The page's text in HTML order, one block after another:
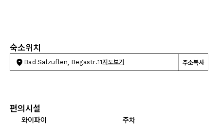
숙소위치
Bad Salzuflen, Begastr.11지도보기 주소복사
편의시설
와이파이
주차